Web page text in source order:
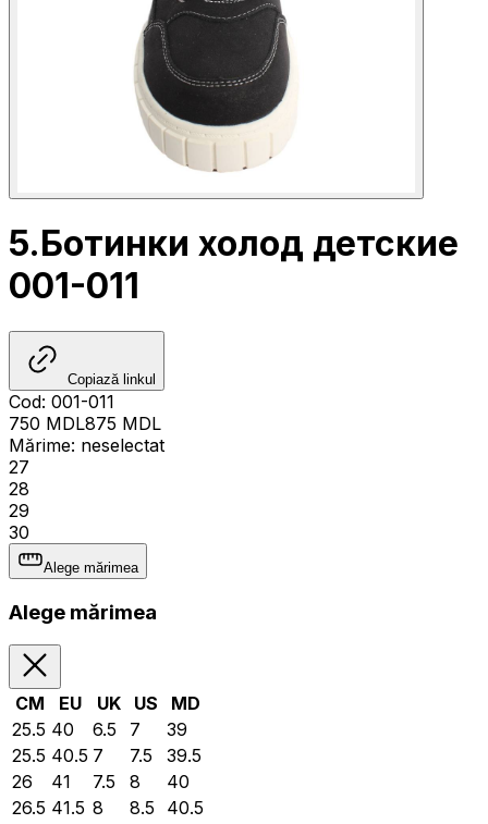
5.Ботинки холод детские
001-011
Copiază linkul
Cod: 001-011
750 MDL875 MDL
Mărime: neselectat
27
28
29
30
Alege mărimea
Alege mărimea
CM EU UK US
MD
25.5 40 6.5 7
39
25.5 40.5 7 7.5
39.5
26
41 7.5 8
40
26.5 41.5 8 8.5
40.5